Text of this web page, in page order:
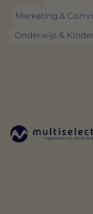
Marketing &
Onderwijs &